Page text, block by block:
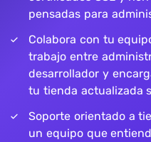
pensadas para
Colabora con tu
trabajo entre
desarrollador y
tu tienda actualizada
Soporte orientado a
un equipo que